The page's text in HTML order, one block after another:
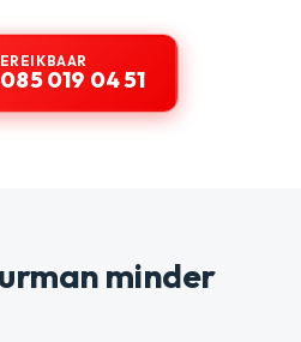
019 04 51
minder